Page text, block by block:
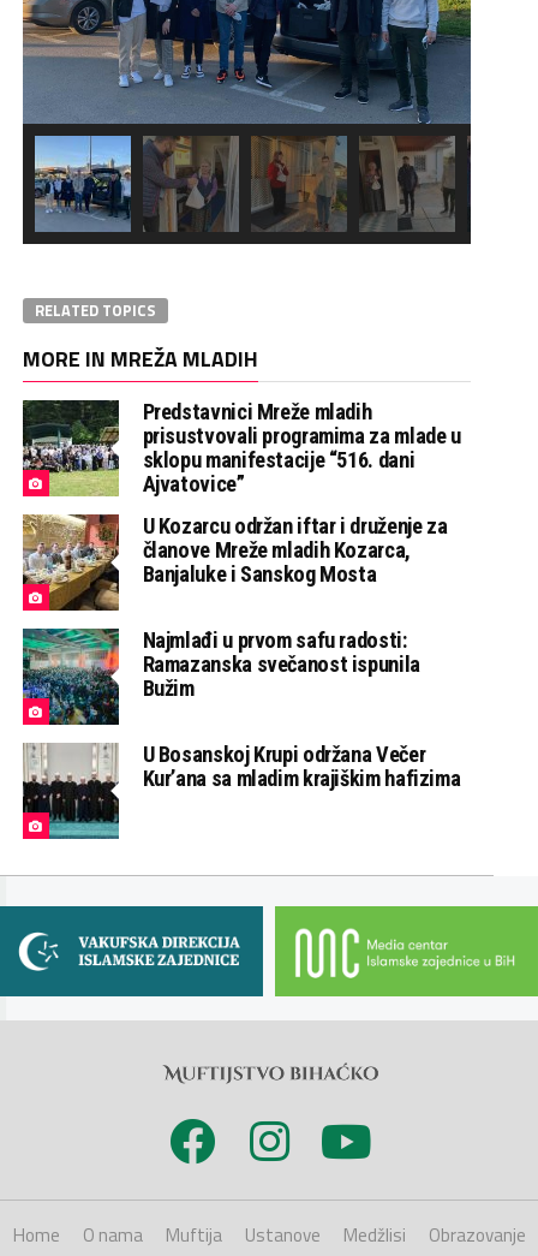
RELATED TOPICS
MORE IN MREŽA MLADIH
Predstavnici Mreže mladih
prisustvovali programima za mlade u
sklopu manifestacije “516. dani
Ajvatovice”
U Kozarcu održan iftar i druženje za
članove Mreže mladih Kozarca,
Banjaluke i Sanskog Mosta
Najmlađi u prvom safu radosti:
Ramazanska svečanost ispunila
Bužim
U Bosanskoj Krupi održana Večer
Kur’ana sa mladim krajiškim hafizima
Home O nama Muftija Ustanove Medžlisi
Obrazovanje